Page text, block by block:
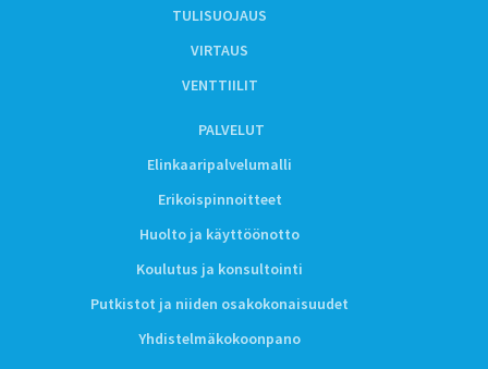
TULISUOJAUS
VIRTAUS
VENTTIILIT
PALVELUT
Elinkaaripalvelumalli
Erikoispinnoitteet
Huolto ja käyttöönotto
Koulutus ja konsultointi
Putkistot ja niiden osakokonaisuudet
Yhdistelmäkokoonpano